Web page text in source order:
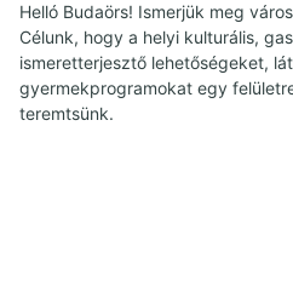
Helló Budaörs! Ismerjük meg
Célunk, hogy a helyi kulturális,
ismeretterjesztő lehetőségeket,
gyermekprogramokat egy
teremtsünk.